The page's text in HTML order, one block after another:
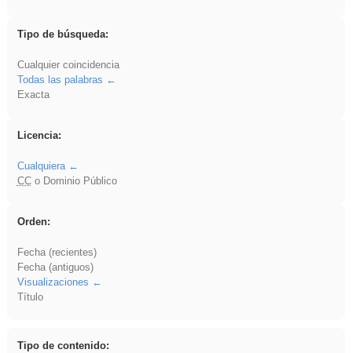
Tipo de búsqueda:
Cualquier coincidencia
Todas las palabras
Exacta
Licencia:
Cualquiera
CCo Dominio Público
Orden:
Fecha (recientes)
Fecha (antiguos)
Visualizaciones
Título
Tipo de contenido: